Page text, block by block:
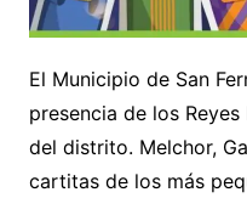
El Municipio de San
presencia de los
del distrito. Melchor,
cartitas de los más